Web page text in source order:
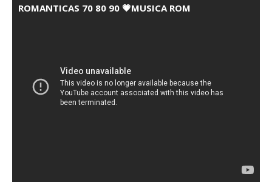
ROMANTICAS 70 80 90 💗MUSICA ROM